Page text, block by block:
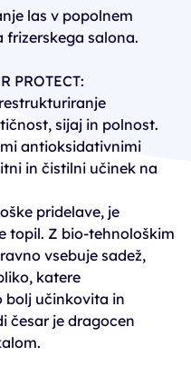
las v popolnem
frizerskega salona.
PROTECT:
sijaj in polnost.
antioksidativnimi
in čistilni učinek na
pridelave, je
topil. Z bio-tehnološkim
vsebuje sadež,
katere
bolj učinkovita in
česar je dragocen